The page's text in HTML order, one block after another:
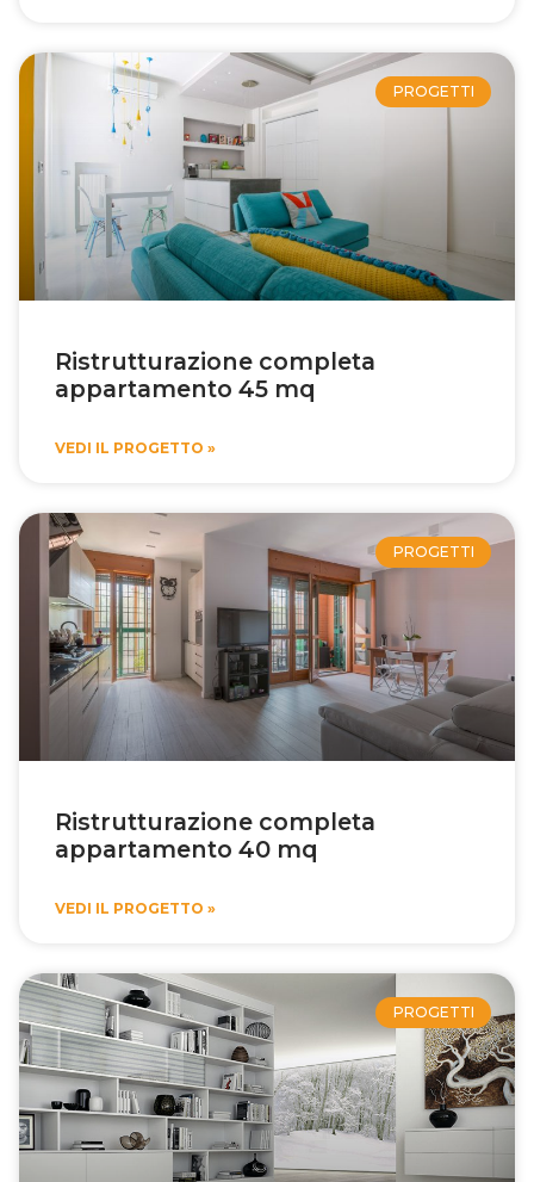
PROGETTI
Ristrutturazione completa
appartamento 45 mq
VEDI IL PROGETTO »
PROGETTI
Ristrutturazione completa
appartamento 40 mq
VEDI IL PROGETTO »
PROGETTI